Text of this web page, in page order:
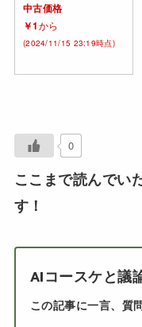
中古価格
￥1から
(2024/11/15 23:19時点)
0
ここまで読んでい
す！
AIコースケと議
この記事に一言、質